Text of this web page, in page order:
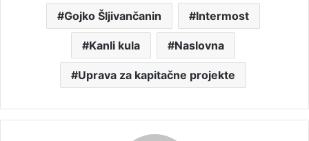
Gojko Šljivančanin Intermost
Kanli kula Naslovna
Uprava za kapitačne projekte